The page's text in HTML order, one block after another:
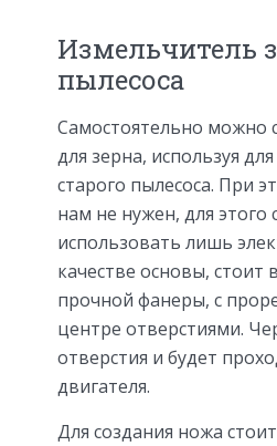
Измельчитель
пылесоса
Самостоятельно можно
для зерна, используя
старого пылесоса. При
нам не нужен, для этого
использовать лишь
качестве основы, стоит
прочной фанеры, с
центре отверстиями.
отверстия и будет
двигателя.
Для создания ножа